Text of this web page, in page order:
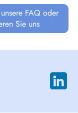
FAQ oder
Sie uns